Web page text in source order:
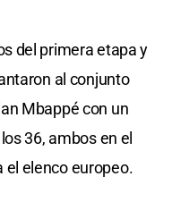
del primera etapa y
al conjunto
Mbappé con un
36, ambos en el
elenco europeo.